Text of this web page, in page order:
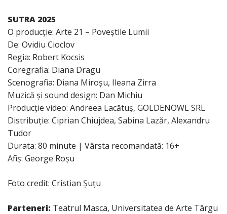
SUTRA 2025
O producție: Arte 21 – Poveștile Lumii
De: Ovidiu Cioclov
Regia: Robert Kocsis
Coregrafia: Diana Dragu
Scenografia: Diana Miroșu, Ileana Zirra
Muzică și sound design: Dan Michiu
Producție video: Andreea Lacătuș, GOLDENOWL SRL
Distribuție: Ciprian Chiujdea, Sabina Lazăr, Alexandru
Tudor
Durata: 80 minute | Vârsta recomandată: 16+
Afiș: George Roșu
Foto credit: Cristian Șuțu
Parteneri: Teatrul Masca, Universitatea de Arte Târgu